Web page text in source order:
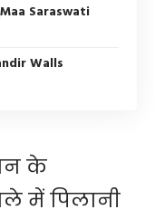
Saraswati
Walls
के
में पिलानी